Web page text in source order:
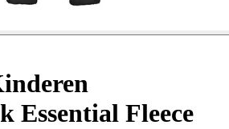
Essential Fleece